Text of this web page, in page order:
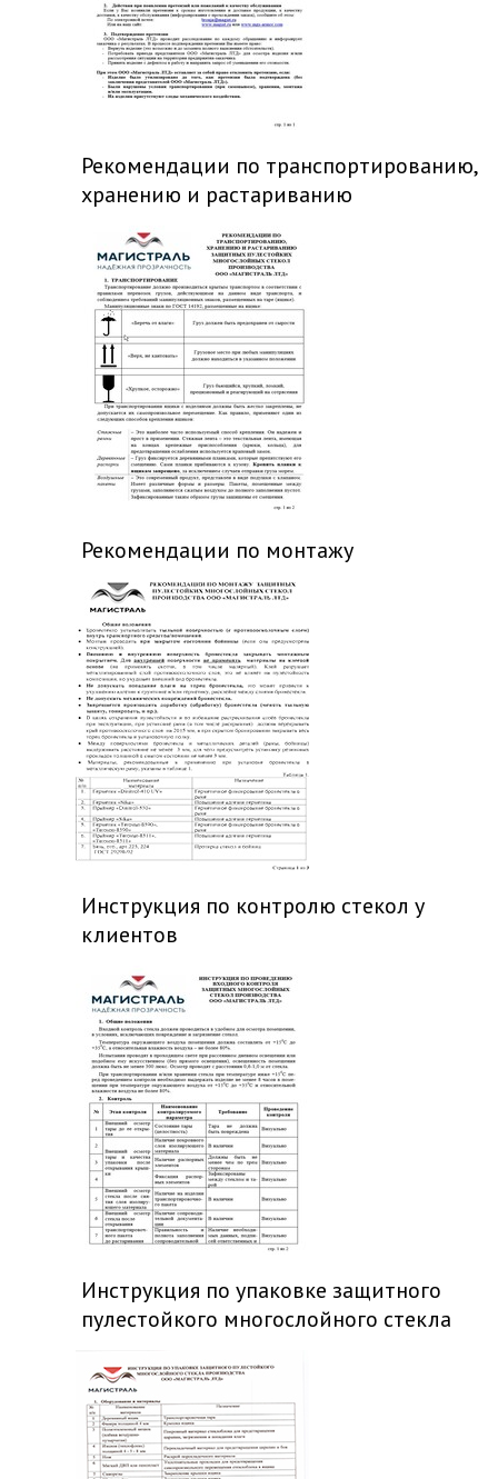
Рекомендации по транспортированию,
хранению и растариванию
Рекомендации по монтажу
Инструкция по контролю стекол у
клиентов
Инструкция по упаковке защитного
пулестойкого многослойного стекла